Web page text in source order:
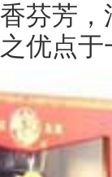
芬芳
优点于